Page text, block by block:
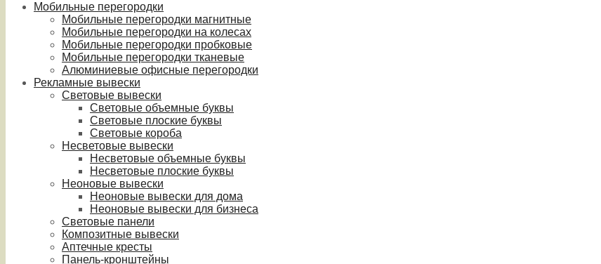
Мобильные перегородки
Мобильные перегородки магнитные
Мобильные перегородки на колесах
Мобильные перегородки пробковые
Мобильные перегородки тканевые
Алюминиевые офисные перегородки
Рекламные вывески
Световые вывески
Световые объемные буквы
Световые плоские буквы
Световые короба
Несветовые вывески
Несветовые объемные буквы
Несветовые плоские буквы
Неоновые вывески
Неоновые вывески для дома
Неоновые вывески для бизнеса
Световые панели
Композитные вывески
Аптечные кресты
Панель-кронштейны